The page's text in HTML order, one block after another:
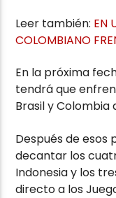
Leer también: EN
COLOMBIANO
En la próxima
tendrá que
Brasil y Colombia
Después de esos
decantar los
Indonesia y los
directo a los